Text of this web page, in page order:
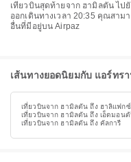
เที่ยวบินสุดท้ายจาก ฮามิลตัน ไปยัง แวนคูเวอร์ กับ แอร์ทรานแซท / Air Transat
ออกเดินทางเวลา 20:35 คุณสาม
อื่นที่มีอยู่บน Airpaz
เส้นทางยอดนิยมกับ แอร์ทร
เที่ยวบินจาก ฮามิลตัน ถึง ฮาลิแฟกซ์
เที่ยวบินจาก ฮามิลตัน ถึง เอ็ดมอน
เที่ยวบินจาก ฮามิลตัน ถึง คัลการี